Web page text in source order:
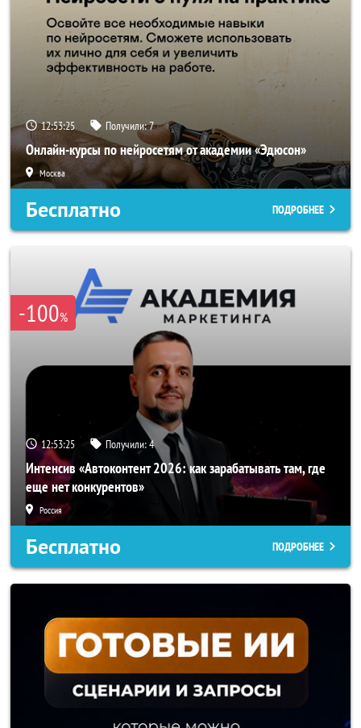
12:53:23 Получили:7
Онлайн-курсы по нейросетям от академии «Эдюсон»
Москва
Бесплатно ПОДРОБНЕЕ
-100%
12:53:23 Получили:4
Интенсив «Автоконтент 2026: как зарабатывать там, где
еще нет конкурентов»
Россия
Бесплатно ПОДРОБНЕЕ